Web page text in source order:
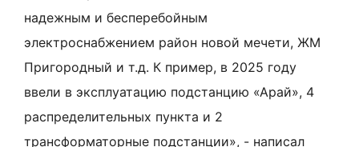
надежным и бесперебойным
электроснабжением район новой мечети, ЖМ
Пригородный и т.д. К пример, в 2025 году
ввели в эксплуатацию подстанцию «Арай», 4
распределительных пункта и 2
трансформаторные подстанции», - написал